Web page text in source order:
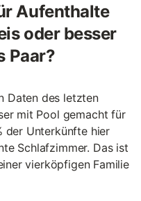
Aufenthalte
oder besser
Paar?
Daten des letzten
mit Pool gemacht für
der Unterkünfte hier
Schlafzimmer. Das ist
vierköpfigen Familie